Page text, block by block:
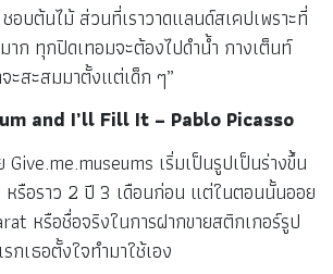
ชอบต้นไม้ ส่วนที่เราวาดแลนด์สเคปเพราะที่
าก ทุกปิดเทอมจะต้องไปดำน้ำ กางเต็นท์
ะสะสมมาตั้งแต่เด็ก ๆ”
and I’ll Fill It – Pablo Picasso
เริ่มเป็นรูปเป็นร่างขึ้น
รือราว 2 ปี 3 เดือนก่อน แต่ในตอนนั้นออย
หรือชื่อจริงในการฝากขายสติกเกอร์รูป
เธอตั้งใจทำมาใช้เอง